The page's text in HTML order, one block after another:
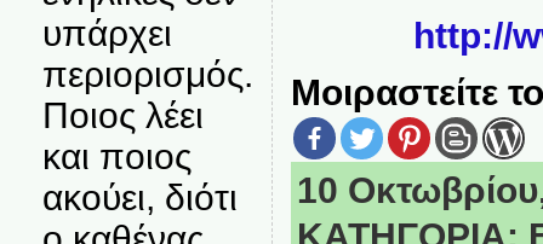
υπάρχει
περιορισμός.
Ποιος λέει
και ποιος
ακούει, διότι
http://
Μοιραστείτε
10
ΚΑΤΗΓΟΡΙΑ: